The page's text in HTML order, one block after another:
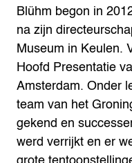
Blühm begon in
na zijn
Museum in Keulen.
Hoofd Presentatie
Amsterdam. Onder
team van het
gekend en
werd verrijkt en er